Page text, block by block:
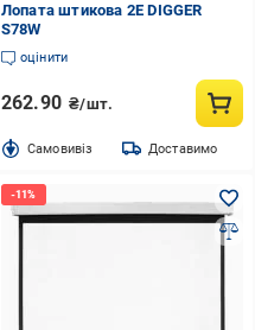
Лопата штикова 2E DIGGER
S78W
оцінити
262.90 ₴/шт.
Cамовивіз Доставимо